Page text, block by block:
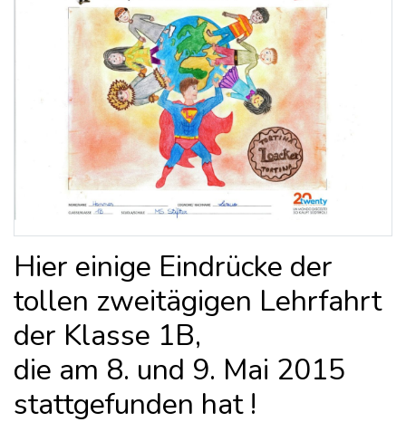
Hier einige Eindrücke der
tollen zweitägigen Lehrfahrt
der Klasse 1B,
die am 8. und 9. Mai 2015
stattgefunden hat !